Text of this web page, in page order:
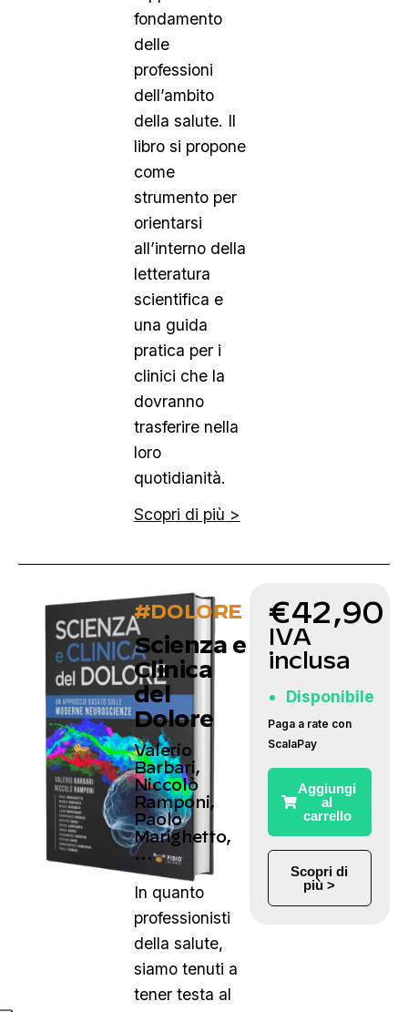
fondamento
delle
professioni
dell’ambito
della salute. Il
libro si propone
come
strumento per
orientarsi
all’interno della
letteratura
scientifica e
una guida
pratica per i
clinici che la
dovranno
trasferire nella
loro
quotidianità.
Scopri di più >
#DOLORE
Scienza e
Clinica
del
Dolore
Valerio
Barbari,
Niccolò
Ramponi,
Paolo
Marighetto,
…
In quanto
professionisti
della salute,
siamo tenuti a
tener testa al
€42,90
IVA
inclusa
Disponibile
Paga a rate con
ScalaPay
Aggiungi
al
carrello
Scopri di
più >